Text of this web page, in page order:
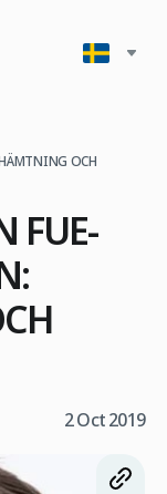
OCH
FUE-
2 Oct 2019